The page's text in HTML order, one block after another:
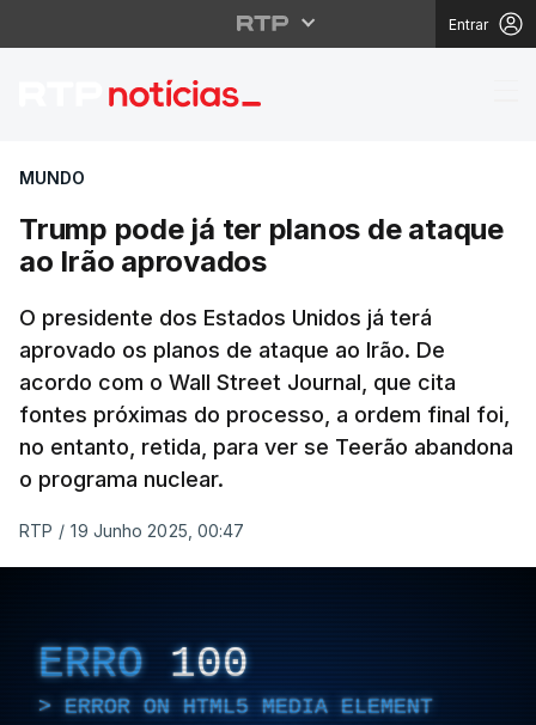
Entrar
Trump pode já ter
MUNDO
Trump pode já ter planos de ataque
ao Irão aprovados
O presidente dos Estados Unidos já terá
aprovado os planos de ataque ao Irão. De
acordo com o Wall Street Journal, que cita
fontes próximas do processo, a ordem final foi,
no entanto, retida, para ver se Teerão abandona
o programa nuclear.
RTP / 19 Junho 2025, 00:47
ERRO 100
ERROR ON HTML5 MEDIA ELEMENT